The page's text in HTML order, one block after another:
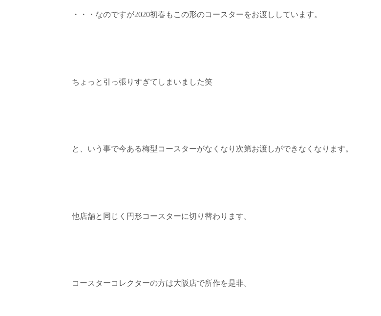
・・・なのですが2020初春もこの形のコースターをお渡ししています。
ちょっと引っ張りすぎてしまいました笑
と、いう事で今ある梅型コースターがなくなり次第お渡しができなくなります。
他店舗と同じく円形コースターに切り替わります。
コースターコレクターの方は大阪店で所作を是非。